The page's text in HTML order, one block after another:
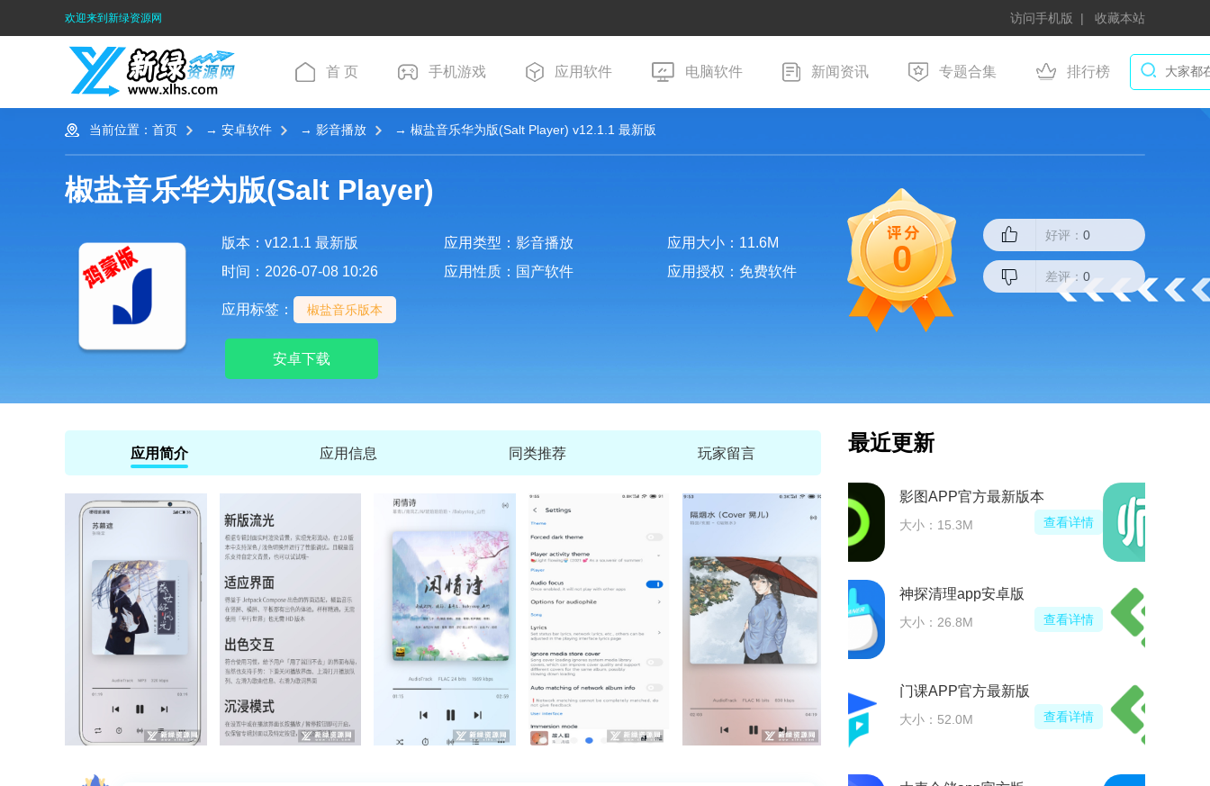
欢迎来到新绿资源网 访问手机版 收藏本站
首 页 手机游戏 应用软件 电脑软件 新闻资讯 专题合集 排行榜
当前位置： 首页 → 安卓软件 → 影音播放 → 椒盐音乐华为版(Salt Player) v12.1.1 最新版
椒盐音乐华为版(Salt Player)
版本：v12.1.1 最新版 应用类型：影音播放
应用大小：11.6M
时间：2026-07-08 10:26
应用性质：国产软件 应用授权：免费软件
应用标签： 椒盐音乐版本
安卓下载
0
好评： 0
差评： 0
应用简介 应用信息 同类推荐 玩家留言 最近更新
影图APP官方最新版本
大小：15.3M 查看详情
神探清理app安卓版
大小：26.8M 查看详情
门课APP官方最新版
大小：52.0M 查看详情